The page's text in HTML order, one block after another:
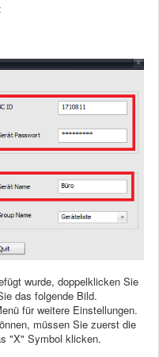
wurde, doppelklicken Sie
das folgende Bild.
für weitere Einstellungen.
müssen Sie zuerst die
"X" Symbol klicken.